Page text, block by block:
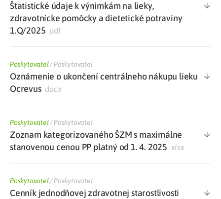
Štatistické údaje k výnimkám na lieky,
zdravotnícke pomôcky a dietetické potraviny
1.Q/2025 pdf
Poskytovateľ/Poskytovateľ
Oznámenie o ukončení centrálneho nákupu lieku
Ocrevusdocx
Poskytovateľ/Poskytovateľ
Zoznam kategorizovaného ŠZM s maximálne
stanovenou cenou PP platný od 1. 4. 2025 xlsx
Poskytovateľ/Poskytovateľ
Cenník jednodňovej zdravotnej starostlivosti